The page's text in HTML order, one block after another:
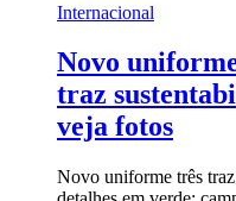
Internacional
Novo
traz
veja fotos
Novo uniforme três